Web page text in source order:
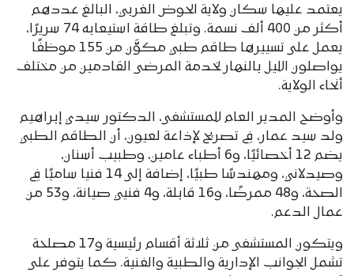
يعتمد عليها سكان ولاية الحوض الغربي، البالغ عددهم
أكثر من 400 ألف نسمة. وتبلغ طاقة استيعابه 74 سريرًا،
يعمل على تسييرها طاقم طبي مكوَّن من 155 موظفًا
يواصلون الليل بالنهار لخدمة المرضى القادمين من مختلف
أنحاء الولاية.
وأوضح المدير العام للمستشفى، الدكتور سيدي إبراهيم
ولد سيد عمار، في تصريح لإذاعة لعيون، أن الطاقم الطبي
يضم 12 أخصائيًا، و6 أطباء عامين، وطبيب أسنان،
وصيدلاني، ومهندسًا طبيًا، إضافة إلى 14 فنيا ساميًا في
الصحة، و48 ممرضًا، و16 قابلة، و4 فنيي صيانة، و53 من
عمال الدعم.
ويتكون المستشفى من ثلاثة أقسام رئيسية و17 مصلحة
تشمل الجوانب الإدارية والطبية والفنية. كما يتوفر على